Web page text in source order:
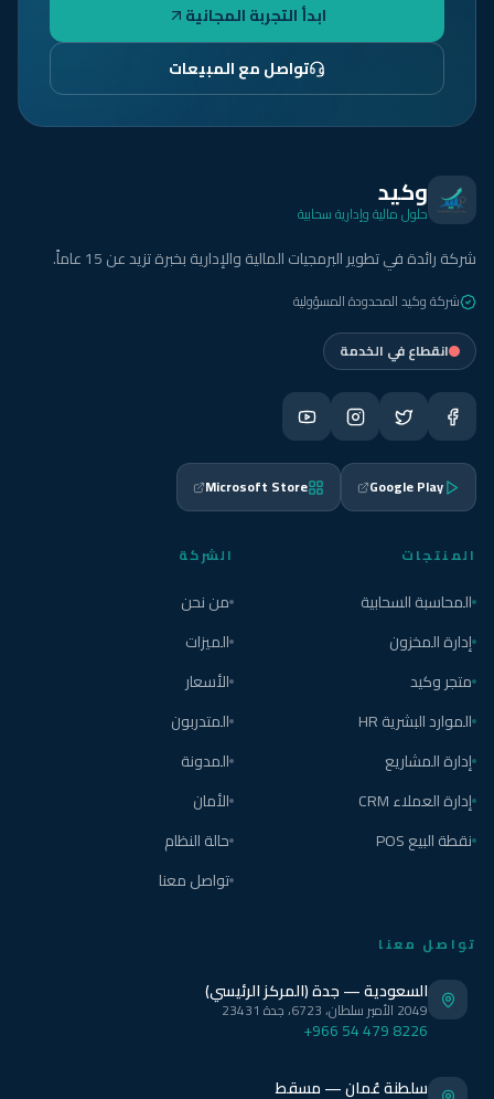
ابدأ التجربة المجانية
تواصل مع المبيعات
وكيد
حلول مالية وإدارية سحابية
شركة رائدة في تطوير البرمجيات المالية والإدارية بخبرة تزيد عن 15 عاماً.
شركة وكيد المحدودة المسؤولية
انقطاع في الخدمة
Google Play
Microsoft Store
المنتجات
المحاسبة السحابية
إدارة المخزون
متجر وكيد
الموارد البشرية HR
إدارة المشاريع
إدارة العملاء CRM
نقطة البيع POS
الشركة
من نحن
الميزات
الأسعار
المتدربون
المدونة
الأمان
حالة النظام
تواصل معنا
تواصل معنا
السعودية — جدة (المركز الرئيسي)
2049 الأمير سلطان، 6723، جدة 23431
+966 54 479 8226
سلطنة عُمان — مسقط